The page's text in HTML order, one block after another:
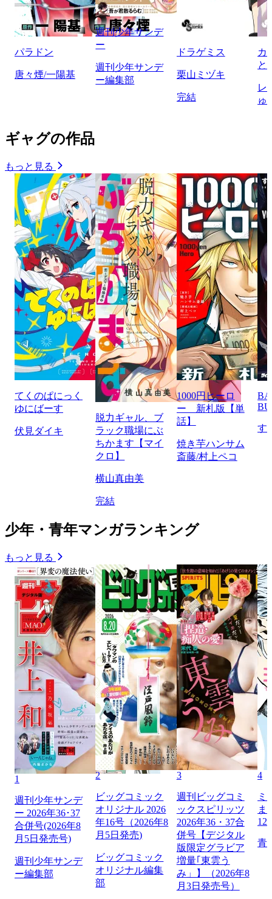
パラドン
唐々煙/一陽基
週刊少年サンデ
ー
週刊少年サンデ
ー編集部
ドラゲミス
栗山ミヅキ
完結
カ
と
レ
ゅ
ギャグの作品
もっと見る
てくのぱにっく
ゆにばーす
伏見ダイキ
脱力ギャル、ブ
ラック職場にぶ
ちかます【マイ
クロ】
横山真由美
完結
1000円ヒーロ
ー 新札版【単
話】
焼き芋ハンサム
斎藤/村上ペコ
す
少年・青年マンガランキング
もっと見る
1
週刊少年サンデ
ー 2026年36･37
合併号(2026年8
月5日発売号)
週刊少年サンデ
ー編集部
2
ビッグコミック
オリジナル 2026
年16号（2026年8
月5日発売)
ビッグコミック
オリジナル編集
部
3
週刊ビッグコミ
ックスピリッツ
2026年36・37合
併号【デジタル
版限定グラビア
増量｢東雲う
み」】（2026年8
月3日発売号）
4
ミ
ま
129
青